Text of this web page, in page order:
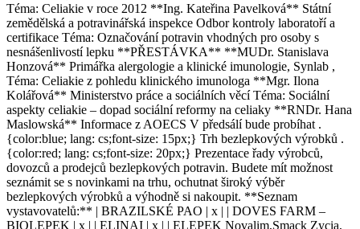
Téma: Celiakie v roce 2012 **Ing. Kateřina Pavelková** Státní
zemědělská a potravinářská inspekce Odbor kontroly laboratoří a
certifikace Téma: Označování potravin vhodných pro osoby s
nesnášenlivostí lepku **PŘESTÁVKA** **MUDr. Stanislava
Honzová** Primářka alergologie a klinické imunologie, Synlab ,
Téma: Celiakie z pohledu klinického imunologa **Mgr. Ilona
Kolářová** Ministerstvo práce a sociálních věcí Téma: Sociální
aspekty celiakie – dopad sociální reformy na celiaky **RNDr. Hana
Maslowská** Informace z AOECS V předsálí bude probíhat .
{color:blue; lang: cs;font-size: 15px;} Trh bezlepkových výrobků .
{color:red; lang: cs;font-size: 20px;} Prezentace řady výrobců,
dovozců a prodejců bezlepkových potravin. Budete mít možnost
seznámit se s novinkami na trhu, ochutnat široký výběr
bezlepkových výrobků a výhodně si nakoupit. **Seznam
vystavovatelů:** | BRAZILSKÉ PAO | x | | DOVES FARM –
BIOLEPEK | x | | ELINAI | x | | ELEPEK Novalim,Smack Zycia,